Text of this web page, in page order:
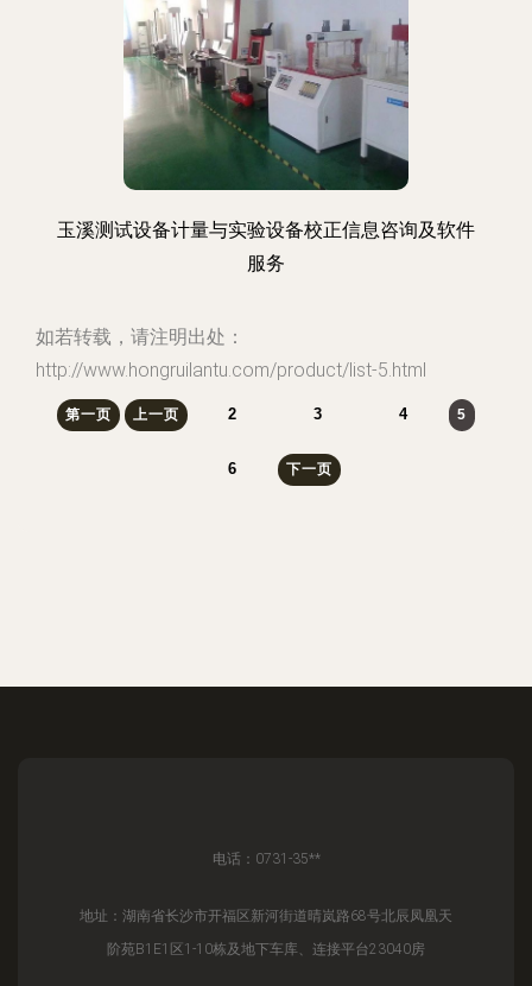
玉溪测试设备计量与实验设备校正信息咨询及软件
服务
如若转载，请注明出处：
http://www.hongruilantu.com/product/list-5.html
第一页 上一页 2 3 4 5
6 下一页
电话：0731-35**
地址：湖南省长沙市开福区新河街道晴岚路68号北辰凤凰天
阶苑B1E1区1-10栋及地下车库、连接平台23040房